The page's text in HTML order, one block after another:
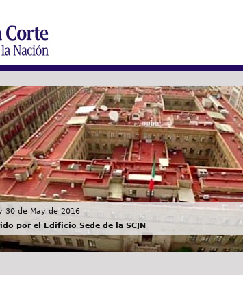
por el Edificio Sede de la SCJN
30 de May de 2016